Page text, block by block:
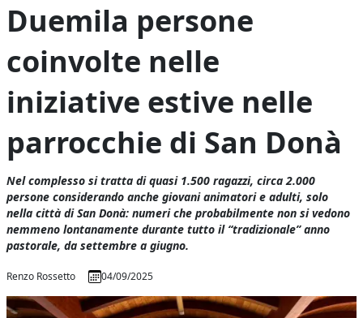
Duemila persone
coinvolte nelle
iniziative estive nelle
parrocchie di San Donà
Nel complesso si tratta di quasi 1.500 ragazzi, circa 2.000
persone considerando anche giovani animatori e adulti, solo
nella città di San Donà: numeri che probabilmente non si vedono
nemmeno lontanamente durante tutto il “tradizionale” anno
pastorale, da settembre a giugno.
Renzo Rossetto 04/09/2025